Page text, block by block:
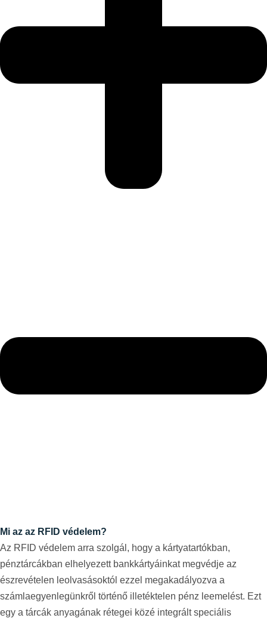
Mi az az RFID védelem?
Az RFID védelem arra szolgál, hogy a kártyatartókban,
pénztárcákban elhelyezett bankkártyáinkat megvédje az
észrevételen leolvasásoktól ezzel megakadályozva a
számlaegyenlegünkről történő illetéktelen pénz leemelést. Ezt
egy a tárcák anyagának rétegei közé integrált speciális